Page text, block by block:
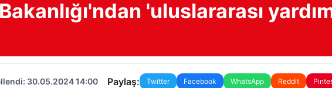
'uluslararası
30.05.2024 14:00 Paylaş: Twitter Facebook WhatsApp Reddit